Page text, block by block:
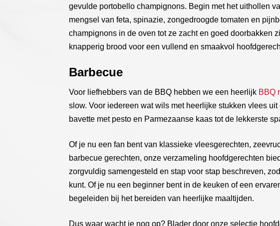
gevulde portobello champignons. Begin met het uithollen
mengsel van feta, spinazie, zongedroogde tomaten en
champignons in de oven tot ze zacht en goed doorbakken
knapperig brood voor een vullend en smaakvol
Barbecue
Voor liefhebbers van de BBQ hebben we een heerlijk BBQ
slow. Voor iedereen wat wils met heerlijke stukken vlees
bavette met pesto en Parmezaanse kaas tot de lekkerste
Of je nu een fan bent van klassieke vleesgerechten,
barbecue gerechten, onze verzameling hoofdgerechten
zorgvuldig samengesteld en stap voor stap beschreven,
kunt. Of je nu een beginner bent in de keuken of een
begeleiden bij het bereiden van heerlijke maaltijden.
Dus waar wacht je nog op? Blader door onze selectie